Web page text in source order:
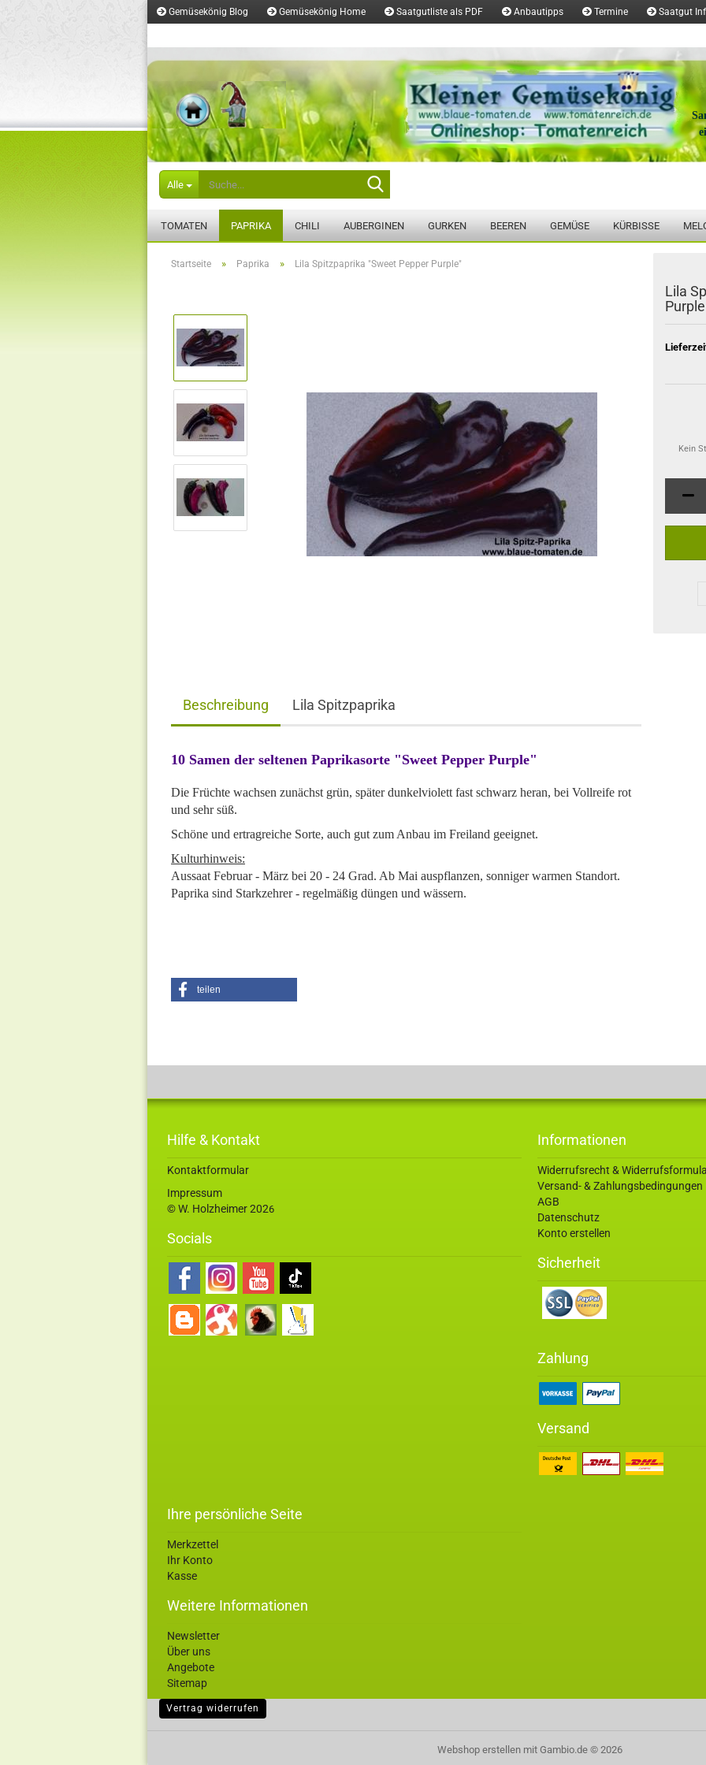
Gemüsekönig Blog Gemüsekönig Home Saatgutliste als PDF Anbautipps Termine Saatgut
Alle
TOMATEN PAPRIKA CHILI AUBERGINEN GURKEN BEEREN GEMÜSE KÜRBISSE
Startseite » Paprika » Lila Spitzpaprika "Sweet Pepper Purple"
Lila
Kein
Beschreibung Lila Spitzpaprika
10 Samen der seltenen Paprikasorte "Sweet Pepper Purple"
Die Früchte wachsen zunächst grün, später dunkelviolett fast schwarz heran, bei Vollreife rot
und sehr süß.
Schöne und ertragreiche Sorte, auch gut zum Anbau im Freiland geeignet.
Kulturhinweis:
Aussaat Februar - März bei 20 - 24 Grad. Ab Mai auspflanzen, sonniger warmen Standort.
Paprika sind Starkzehrer - regelmäßig düngen und wässern.
teilen
Hilfe & Kontakt
Kontaktformular
Impressum
© W. Holzheimer 2026
Socials
Informationen
Widerrufsrecht &
Versand- & Zahlungsbedingungen
AGB
Datenschutz
Konto erstellen
Sicherheit
Zahlung
Versand
Ihre persönliche Seite
Merkzettel
Ihr Konto
Kasse
Weitere Informationen
Newsletter
Über uns
Angebote
Sitemap
Vertrag widerrufen
Webshop erstellenmit Gambio.de © 2026